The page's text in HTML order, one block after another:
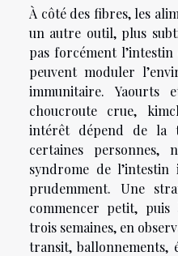
À côté des fibres, les
un autre outil, plus
pas forcément
peuvent moduler
immunitaire. Yaourts
choucroute crue,
intérêt dépend de la
certaines personnes,
syndrome de
prudemment. Une
commencer petit,
trois semaines, en
transit,